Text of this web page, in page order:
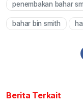
penembakan bahar
bahar bin smith
Berita Terkait